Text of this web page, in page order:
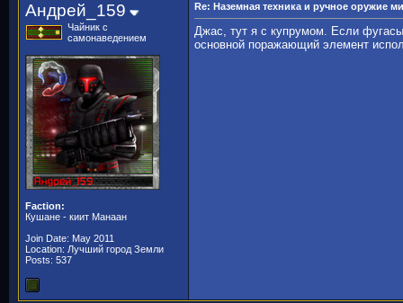
Андрей_159
Чайник с
самонаведением
Faction:
Кушане - киит Манаан
Join Date: May 2011
Location: Лучший город Земли
Posts: 537
Re: Наземная техника и ручное оружие
Джас, тут я с купрумом. Если
основной поражающий элемент